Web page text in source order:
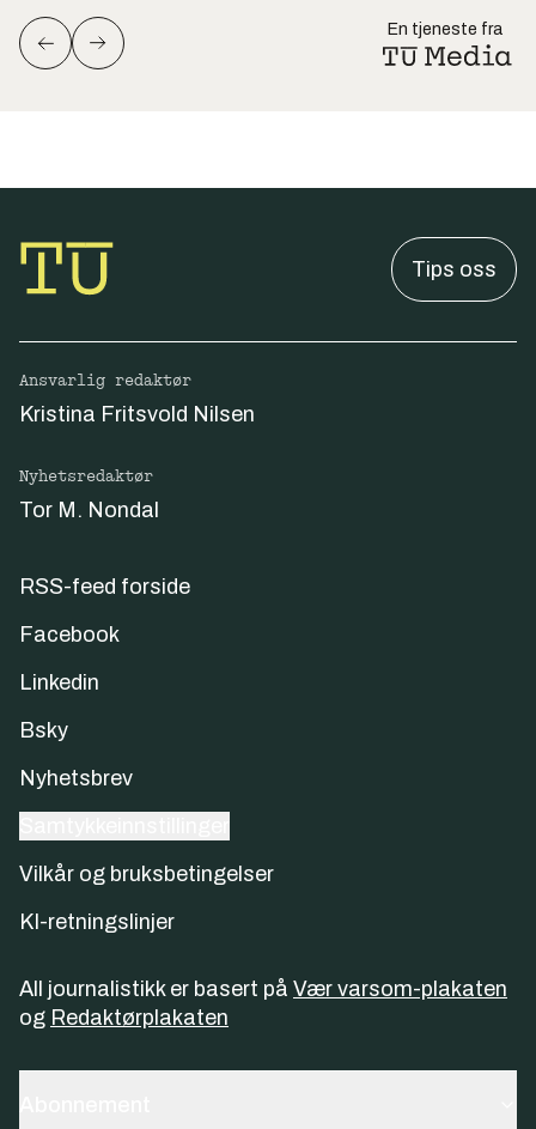
En tjeneste fra
Tips oss
Ansvarlig redaktør
Kristina Fritsvold Nilsen
Nyhetsredaktør
Tor M. Nondal
RSS-feed forside
Facebook
Linkedin
Bsky
Nyhetsbrev
Vilkår og bruksbetingelser
KI-retningslinjer
All journalistikk er basert på Vær varsom-plakaten
og Redaktørplakaten